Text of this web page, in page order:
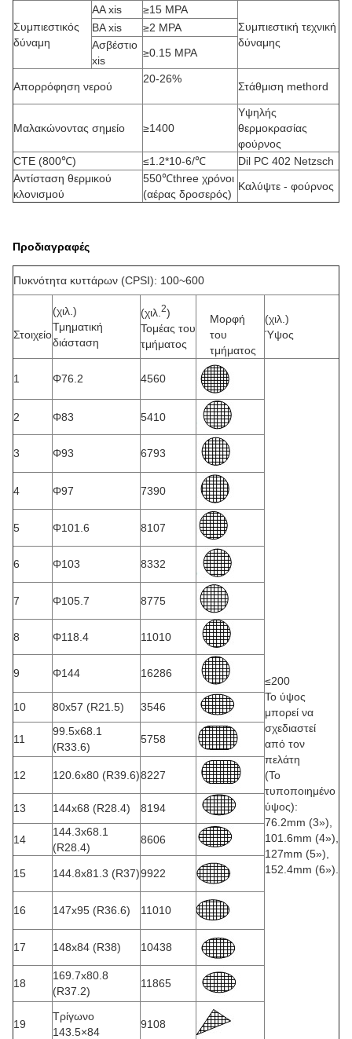
Συμπιεστικός
δύναμη
AA xis
≥15 MPA
Συμπιεστική τεχνική
δύναμης
BA xis
≥2 MPA
Ασβέστιο
xis
≥0.15 MPA
Απορρόφηση νερού
20-26%
Στάθμιση methord
Μαλακώνοντας σημείο ≥1400
Υψηλής
θερμοκρασίας
φούρνος
CTE (800℃)
≤1.2*10-6/℃
Dil PC 402 Netzsch
Αντίσταση θερμικού
κλονισμού
550℃three χρόνοι
(αέρας δροσερός)
Καλύψτε - φούρνος
Προδιαγραφές
Πυκνότητα κυττάρων (CPSI): 100~600
Στοιχείο
(χιλ.)
Τμηματική
διάσταση
(χιλ. 2)
Τομέας του
τμήματος
Μορφή
του
τμήματος
(χιλ.)
Ύψος
1 Φ76.2 4560
≤200
Το ύψος
μπορεί να
σχεδιαστεί
από τον
πελάτη
(Το
τυποποιημένο
ύψος):
76.2mm (3»),
101.6mm (4»),
127mm (5»),
152.4mm (6»).
2 Φ83 5410
3 Φ93 6793
4 Φ97 7390
5 Φ101.6 8107
6 Φ103 8332
7 Φ105.7 8775
8 Φ118.4 11010
9 Φ144 16286
10 80x57 (R21.5) 3546
11
99.5x68.1
(R33.6)
5758
12 120.6x80 (R39.6)8227
13 144x68 (R28.4) 8194
14
144.3x68.1
(R28.4)
8606
15 144.8x81.3 (R37)9922
16 147x95 (R36.6) 11010
17 148x84 (R38) 10438
18
169.7x80.8
(R37.2)
11865
19
Τρίγωνο
143.5×84
9108